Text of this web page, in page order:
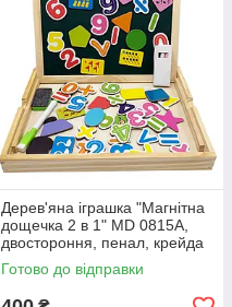
Дерев'яна іграшка "Магнітна
дощечка 2 в 1" MD 0815A,
двостороння, пенал, крейда
Готово до відправки